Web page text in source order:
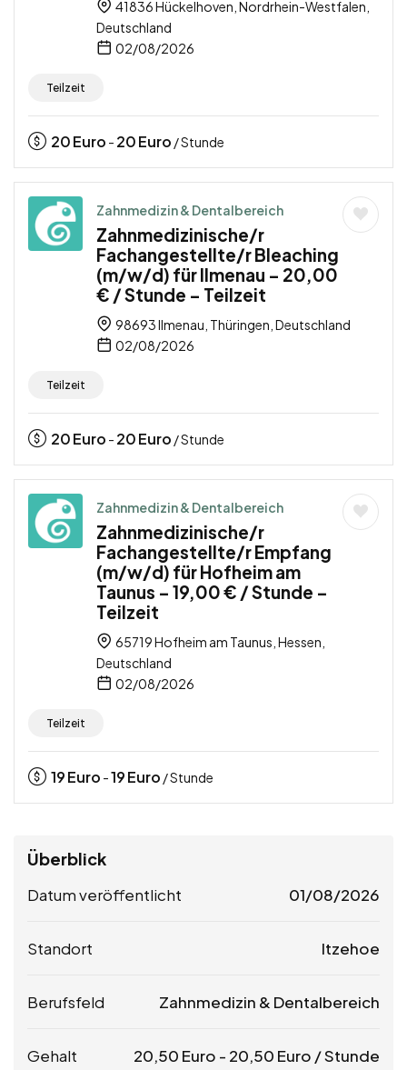
41836 Hückelhoven, Nordrhein-Westfalen,
Deutschland
02/08/2026
Teilzeit
20Euro - 20Euro / Stunde
Zahnmedizin & Dentalbereich
Zahnmedizinische/r
Fachangestellte/r Bleaching
(m/w/d) für Ilmenau – 20,00
€ / Stunde – Teilzeit
98693 Ilmenau, Thüringen, Deutschland
02/08/2026
Teilzeit
20Euro - 20Euro / Stunde
Zahnmedizin & Dentalbereich
Zahnmedizinische/r
Fachangestellte/r Empfang
(m/w/d) für Hofheim am
Taunus – 19,00 € / Stunde –
Teilzeit
65719 Hofheim am Taunus, Hessen,
Deutschland
02/08/2026
Teilzeit
19Euro -19Euro / Stunde
Überblick
Datum veröffentlicht 01/08/2026
Standort Itzehoe
Berufsfeld Zahnmedizin & Dentalbereich
Gehalt 20,50 Euro - 20,50 Euro / Stunde